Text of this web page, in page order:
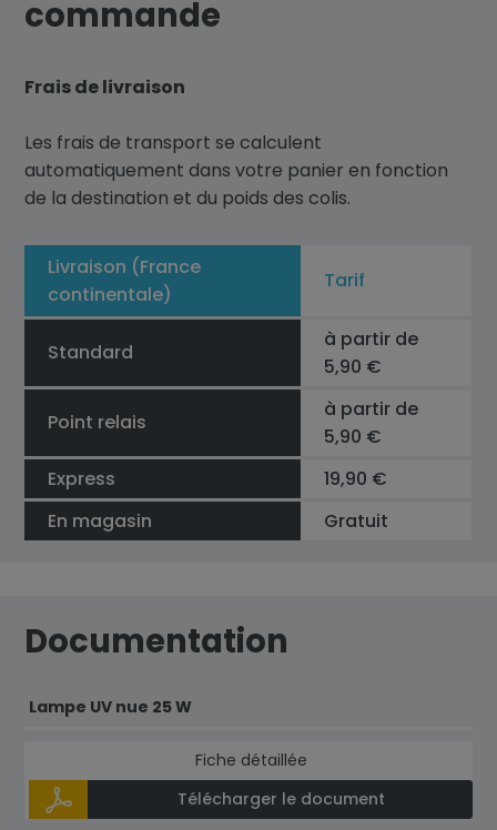
commande
Frais de livraison
Les frais de transport se calculent
automatiquement dans votre panier en fonction
de la destination et du poids des colis.
Livraison (France
continentale)
Tarif
Standard
à partir de
5,90 €
Point relais
à partir de
5,90 €
Express
19,90 €
En magasin
Gratuit
Documentation
Lampe UV nue 25 W
Fiche détaillée
Télécharger le document